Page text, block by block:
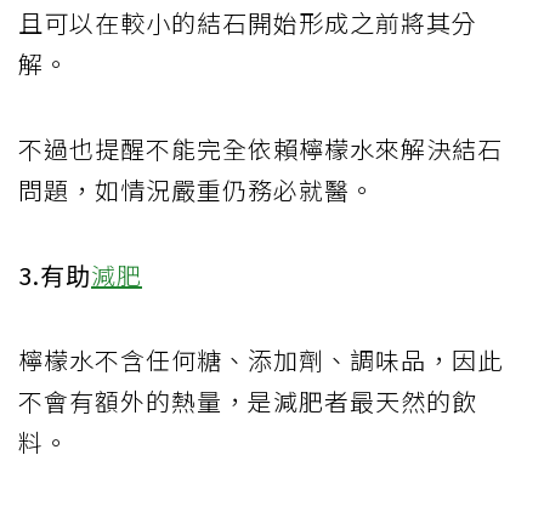
且可以在較小的結石開始形成之前將其分
解。
不過也提醒不能完全依賴檸檬水來解決結石
問題，如情況嚴重仍務必就醫。
3.有助減肥
檸檬水不含任何糖、添加劑、調味品，因此
不會有額外的熱量，是減肥者最天然的飲
料。